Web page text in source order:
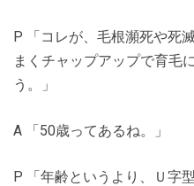
P 「コレが、毛根瀕死や死
まくチャップアップで育毛
う。」
A 「50歳ってあるね。」
P 「年齢というより、Ｕ字